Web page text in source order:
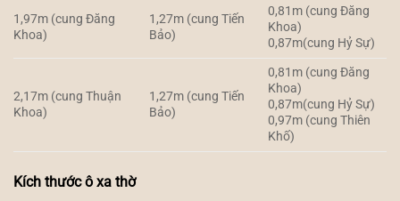
1,97m (cung Đăng
Khoa)
1,27m (cung Tiến
Bảo)
0,81m (cung Đăng
Khoa)
0,87m(cung Hỷ Sự)
2,17m (cung Thuận
Khoa)
1,27m (cung Tiến
Bảo)
0,81m (cung Đăng
Khoa)
0,87m(cung Hỷ Sự)
0,97m (cung Thiên
Khố)
Kích thước ô xa thờ